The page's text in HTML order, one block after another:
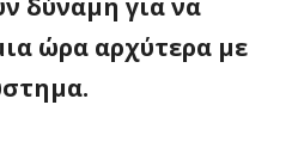
δύναμη για να
ώρα αρχύτερα με